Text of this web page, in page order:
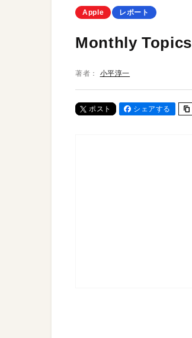
Apple レポート
Monthly Topics
著者： 小平淳一
ポスト シェアする